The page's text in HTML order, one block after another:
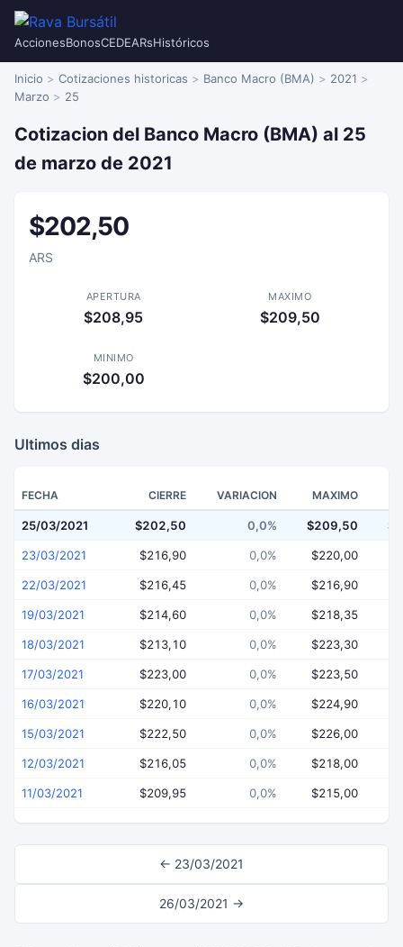
AccionesBonosCEDEARsHistóricos
Inicio Cotizaciones historicas Banco Macro (BMA)
2021
Marzo
25
Cotizacion del Banco Macro (BMA) al 25
de marzo de 2021
$202,50
ARS
APERTURA
$208,95
MAXIMO
$209,50
MINIMO
$200,00
Ultimos dias
FECHA CIERRE VARIACION MAXIMO
25/03/2021 $202,50 0,0% $209,50
23/03/2021 $216,90 0,0% $220,00
22/03/2021 $216,45 0,0% $216,90
19/03/2021 $214,60 0,0% $218,35
18/03/2021 $213,10 0,0% $223,30
17/03/2021 $223,00 0,0% $223,50
16/03/2021 $220,10 0,0% $224,90
15/03/2021 $222,50 0,0% $226,00
12/03/2021 $216,05 0,0% $218,00
11/03/2021 $209,95 0,0% $215,00
← 23/03/2021
26/03/2021 →